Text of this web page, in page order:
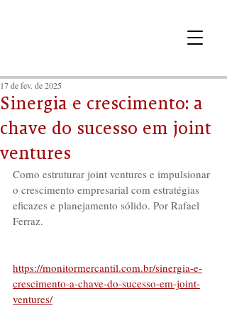
Sinergia e crescimento: a
chave do sucesso em joint
ventures
17 de fev. de 2025
Como estruturar joint ventures e impulsionar
o crescimento empresarial com estratégias
eficazes e planejamento sólido. Por Rafael
Ferraz.
https://monitormercantil.com.br/sinergia-e-
crescimento-a-chave-do-sucesso-em-joint-
ventures/